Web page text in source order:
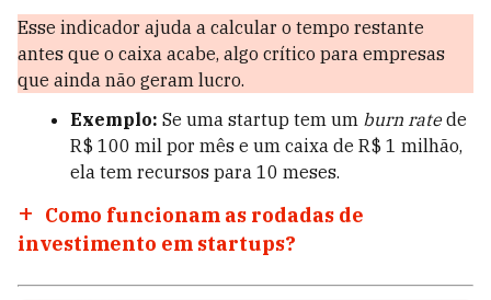
Esse indicador ajuda a calcular o tempo restante
antes que o caixa acabe, algo crítico para empresas
que ainda não geram lucro.
Exemplo: Se uma startup tem um burn ratede
R$ 100 mil por mês e um caixa de R$ 1 milhão,
ela tem recursos para 10 meses.
Como funcionam as rodadas de
investimento em startups?